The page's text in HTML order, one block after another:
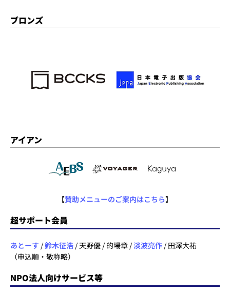
ブロンズ
アイアン
【賛助メニューのご案内はこちら】
超サポート会員
あとーす /鈴木征浩 / 天野優 / 的場章 /淡波亮作 / 田澤大祐
（申込順・敬称略）
NPO法人向けサービス等